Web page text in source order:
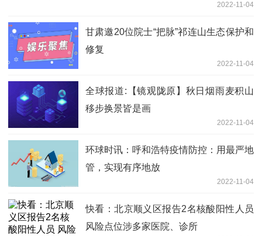
2022-11-04
甘肃邀20位院士“把脉”祁连山生态保护和
修复
2022-11-04
全球报道:【镜观陇原】秋日烟雨麦积山
移步换景皆是画
2022-11-04
环球时讯：呼和浩特疫情防控：用最严地
管，实现有序地放
2022-11-04
快看：北京顺义区报告2名核酸阳性人员
风险点位涉多家医院、诊所